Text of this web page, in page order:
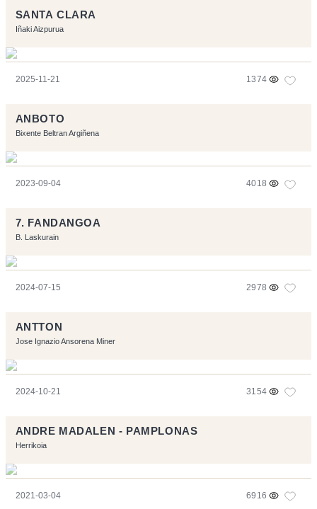
SANTA CLARA
Iñaki Aizpurua
2025-11-21 1374
ANBOTO
Bixente Beltran Argiñena
2023-09-04 4018
7. FANDANGOA
B. Laskurain
2024-07-15 2978
ANTTON
Jose Ignazio Ansorena Miner
2024-10-21 3154
ANDRE MADALEN - PAMPLONAS
Herrikoia
2021-03-04 6916